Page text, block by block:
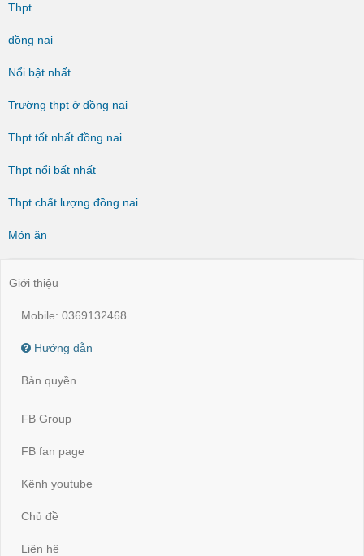
Thpt
đồng nai
Nổi bật nhất
Trường thpt ở đồng nai
Thpt tốt nhất đồng nai
Thpt nổi bất nhất
Thpt chất lượng đồng nai
Món ăn
Giới thiệu
Mobile: 0369132468
Hướng dẫn
Bản quyền
FB Group
FB fan page
Kênh youtube
Chủ đề
Liên hệ